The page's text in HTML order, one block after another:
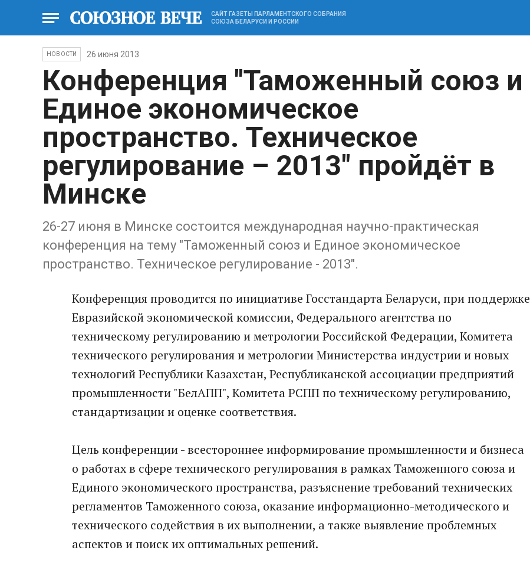
САЙТ ГАЗЕТЫ ПАРЛАМЕНТСКОГО СОБРАНИЯ
СОЮЗА БЕЛАРУСИ И РОССИИ
НОВОСТИ 26 июня 2013
Конференция "Таможенный союз и
Единое экономическое
пространство. Техническое
регулирование – 2013" пройдёт в
Минске
26-27 июня в Минске состоится международная научно-практическая
конференция на тему "Таможенный союз и Единое экономическое
пространство. Техническое регулирование - 2013".
Конференция проводится по инициативе Госстандарта Беларуси, при поддержке
Евразийской экономической комиссии, Федерального агентства по
техническому регулированию и метрологии Российской Федерации, Комитета
технического регулирования и метрологии Министерства индустрии и новых
технологий Республики Казахстан, Республиканской ассоциации предприятий
промышленности "БелАПП", Комитета РСПП по техническому регулированию,
стандартизации и оценке соответствия.
Цель конференции - всестороннее информирование промышленности и бизнеса
о работах в сфере технического регулирования в рамках Таможенного союза и
Единого экономического пространства, разъяснение требований технических
регламентов Таможенного союза, оказание информационно-методического и
технического содействия в их выполнении, а также выявление проблемных
аспектов и поиск их оптимальных решений.